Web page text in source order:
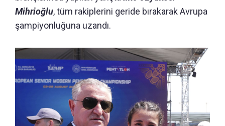
Mihrioğlu, tüm rakiplerini geride bırakarak Avrupa
şampiyonluğuna uzandı.